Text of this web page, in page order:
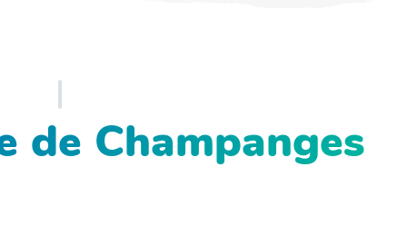
de Champanges